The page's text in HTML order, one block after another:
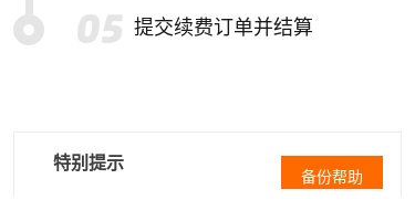
提交续费订单并结算
特别提示
备份帮助